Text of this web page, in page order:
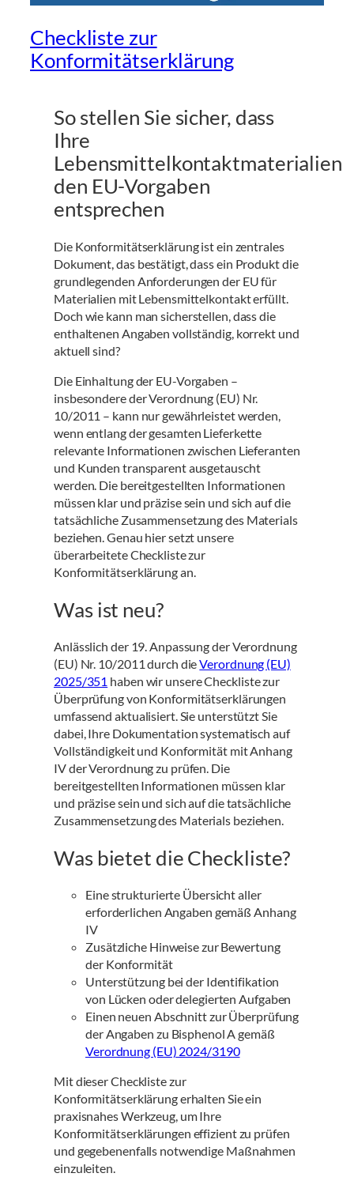
Checkliste zur
Konformitätserklärung
So stellen Sie sicher, dass
Ihre
Lebensmittelkontaktmaterialien
den EU-Vorgaben
entsprechen
Die Konformitätserklärung ist ein zentrales
Dokument, das bestätigt, dass ein Produkt die
grundlegenden Anforderungen der EU für
Materialien mit Lebensmittelkontakt erfüllt.
Doch wie kann man sicherstellen, dass die
enthaltenen Angaben vollständig, korrekt und
aktuell sind?
Die Einhaltung der EU-Vorgaben –
insbesondere der Verordnung (EU) Nr.
10/2011 – kann nur gewährleistet werden,
wenn entlang der gesamten Lieferkette
relevante Informationen zwischen Lieferanten
und Kunden transparent ausgetauscht
werden. Die bereitgestellten Informationen
müssen klar und präzise sein und sich auf die
tatsächliche Zusammensetzung des Materials
beziehen. Genau hier setzt unsere
überarbeitete Checkliste zur
Konformitätserklärung an.
Was ist neu?
Anlässlich der 19. Anpassung der Verordnung
(EU) Nr. 10/2011 durch dieVerordnung (EU)
2025/351 haben wir unsere Checkliste zur
Überprüfung von Konformitätserklärungen
umfassend aktualisiert. Sie unterstützt Sie
dabei, Ihre Dokumentation systematisch auf
Vollständigkeit und Konformität mit Anhang
IV der Verordnung zu prüfen. Die
bereitgestellten Informationen müssen klar
und präzise sein und sich auf die tatsächliche
Zusammensetzung des Materials beziehen.
Was bietet die Checkliste?
Eine strukturierte Übersicht aller
erforderlichen Angaben gemäß Anhang
IV
Zusätzliche Hinweise zur Bewertung
der Konformität
Unterstützung bei der Identifikation
von Lücken oder delegierten Aufgaben
Einen neuen Abschnitt zur Überprüfung
der Angaben zu Bisphenol A gemäß
Verordnung (EU) 2024/3190
Mit dieser Checkliste zur
Konformitätserklärung erhalten Sie ein
praxisnahes Werkzeug, um Ihre
Konformitätserklärungen effizient zu prüfen
und gegebenenfalls notwendige Maßnahmen
einzuleiten.